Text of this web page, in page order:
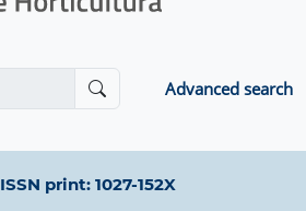
Advanced search
ISSN print: 1027-152X